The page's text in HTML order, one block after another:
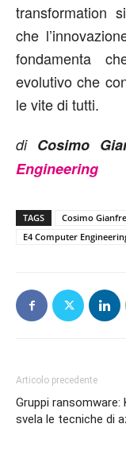
transformation
che
fondamenta
evolutivo che
le vite di tutti.
di Cosimo
Engineering
TAGS Cosimo
E4 Computer
Articolo precedente
Gruppi ransomware:
svela le tecniche di